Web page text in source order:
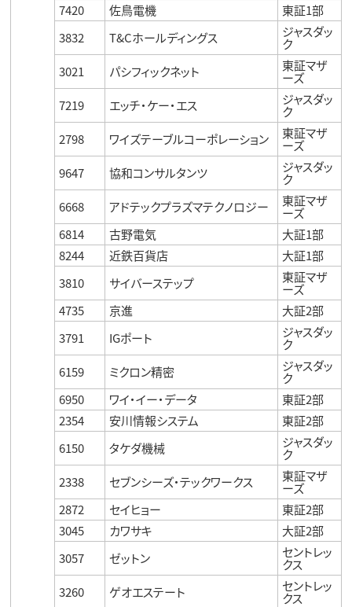
7420
佐鳥電機
東証1部
3832
T&Cホールディングス ジャスダッ
ク
3021
パシフィックネット 東証マザ
ーズ
7219
エッチ・ケー・エス ジャスダッ
ク
2798
ワイズテーブルコーポレーション 東証マザ
ーズ
9647
協和コンサルタンツ ジャスダッ
ク
6668
アドテックプラズマテクノロジー 東証マザ
ーズ
6814
古野電気
大証1部
8244
近鉄百貨店
大証1部
3810
サイバーステップ 東証マザ
ーズ
4735
京進
大証2部
3791
IGポート ジャスダッ
ク
6159
ミクロン精密 ジャスダッ
ク
6950
ワイ・イー・データ
東証2部
2354
安川情報システム
東証2部
6150
タケダ機械 ジャスダッ
ク
2338
セブンシーズ・テックワークス 東証マザ
ーズ
2872
セイヒョー
東証2部
3045
カワサキ
大証2部
3057
ゼットン セントレッ
クス
3260
ゲオエステート セントレッ
クス